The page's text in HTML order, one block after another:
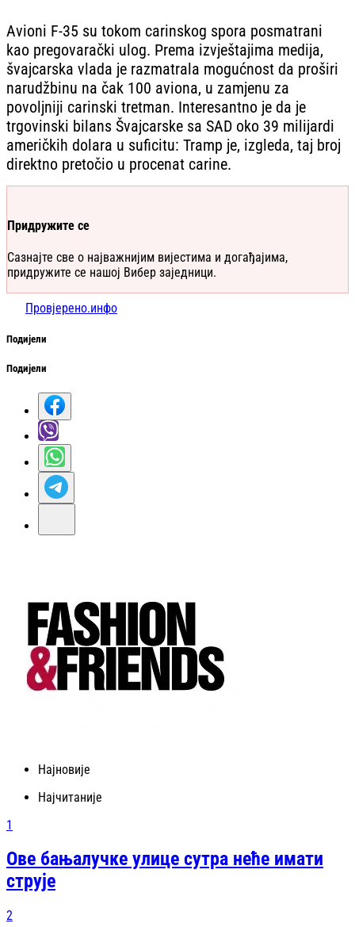
Avioni F-35 su tokom carinskog spora posmatrani
kao pregovarački ulog. Prema izvještajima medija,
švajcarska vlada je razmatrala mogućnost da proširi
narudžbinu na čak 100 aviona, u zamjenu za
povoljniji carinski tretman. Interesantno je da je
trgovinski bilans Švajcarske sa SAD oko 39 milijardi
američkih dolara u suficitu: Tramp je, izgleda, taj broj
direktno pretočio u procenat carine.
Придружите се
Сазнајте све о најважнијим вијестима и догађајима,
придружите се нашој Вибер заједници.
Провјерено.инфо
Подијели
Подијели
Најновије
Најчитаније
1
Ове бањалучке улице сутра неће имати
струје
2